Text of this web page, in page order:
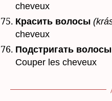
cheveux
Красить волосы
cheveux
Подстригать волосы
Couper les cheveux